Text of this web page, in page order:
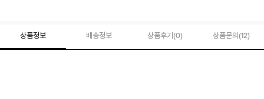
상품정보 배송정보 상품후기(0) 상품문의 (12)